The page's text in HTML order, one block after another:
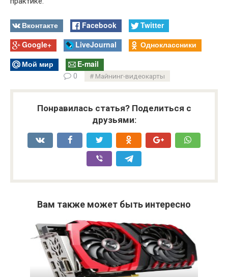
Вконтакте Facebook
Twitter
Google+
LiveJournal
Одноклассники
Мой мир
E-mail
0 Майнинг-видеокарты
Понравилась статья? Поделиться с
друзьями:
Вам также может быть интересно